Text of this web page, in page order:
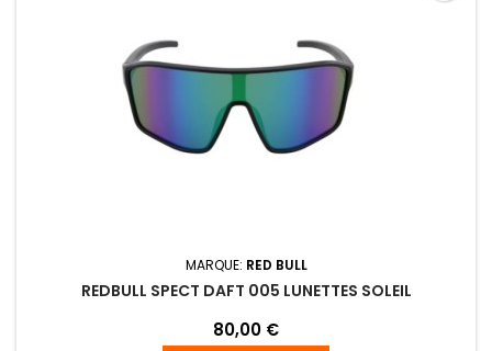
MARQUE: RED BULL
REDBULL SPECT DAFT 005 LUNETTES SOLEIL
80,00 €